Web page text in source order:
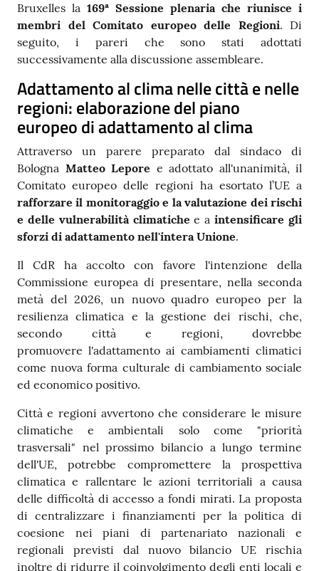
Seguici
su
Bruxelles la 169ª Sessione plenaria che riunisce i
membri del Comitato europeo delle Regioni. Di
seguito, i pareri che sono stati adottati
successivamente alla discussione assembleare.
Adattamento al clima nelle città e nelle
regioni: elaborazione del piano
europeo di adattamento al clima
Attraverso un parere preparato dal sindaco di
Bologna Matteo Lepore e adottato all'unanimità, il
Comitato europeo delle regioni ha esortato l’UE a
rafforzare il monitoraggio e la valutazione dei rischi
e delle vulnerabilità climatiche e aintensificare gli
sforzi di adattamento nell'intera Unione.
Il CdR ha accolto con favore l'intenzione della
Commissione europea di presentare, nella seconda
metà del 2026, un nuovo quadro europeo per la
resilienza climatica e la gestione dei rischi, che,
secondo città e regioni, dovrebbe
promuovere l'adattamento ai cambiamenti climatici
come nuova forma culturale di cambiamento sociale
ed economico positivo.
Città e regioni avvertono che considerare le misure
climatiche e ambientali solo come "priorità
trasversali" nel prossimo bilancio a lungo termine
dell'UE, potrebbe compromettere la prospettiva
climatica e rallentare le azioni territoriali a causa
delle difficoltà di accesso a fondi mirati. La proposta
di centralizzare i finanziamenti per la politica di
coesione nei piani di partenariato nazionali e
regionali previsti dal nuovo bilancio UE rischia
inoltre di ridurre il coinvolgimento degli enti locali e